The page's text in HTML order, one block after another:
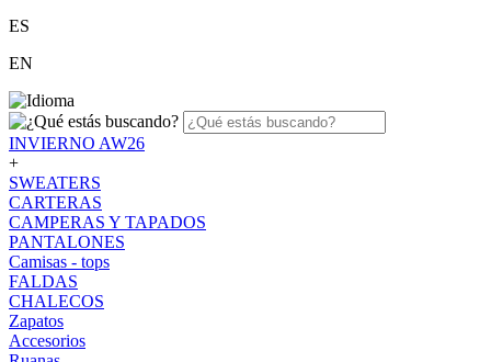
ES
EN
INVIERNO AW26
+
SWEATERS
CARTERAS
CAMPERAS Y TAPADOS
PANTALONES
Camisas - tops
FALDAS
CHALECOS
Zapatos
Accesorios